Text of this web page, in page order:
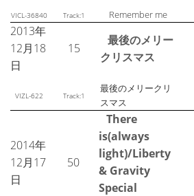
VICL-36840 Track:1 Remember me
2013年
12月18
日
15
最後のメリー
クリスマス
VIZL-622 Track:1
最後のメリークリ
スマス
2014年
12月17
日
50
There
is(always
light)/Liberty
& Gravity
Special